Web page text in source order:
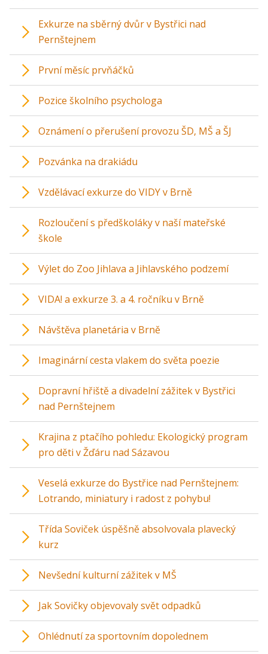
Exkurze na sběrný dvůr v Bystřici nad
Pernštejnem
První měsíc prvňáčků
Pozice školního psychologa
Oznámení o přerušení provozu ŠD, MŠ a ŠJ
Pozvánka na drakiádu
Vzdělávací exkurze do VIDY v Brně
Rozloučení s předškoláky v naší mateřské
škole
Výlet do Zoo Jihlava a Jihlavského podzemí
VIDA! a exkurze 3. a 4. ročníku v Brně
Návštěva planetária v Brně
Imaginární cesta vlakem do světa poezie
Dopravní hřiště a divadelní zážitek v Bystřici
nad Pernštejnem
Krajina z ptačího pohledu: Ekologický program
pro děti v Žďáru nad Sázavou
Veselá exkurze do Bystřice nad Pernštejnem:
Lotrando, miniatury i radost z pohybu!
Třída Soviček úspěšně absolvovala plavecký
kurz
Nevšední kulturní zážitek v MŠ
Jak Sovičky objevovaly svět odpadků
Ohlédnutí za sportovním dopolednem